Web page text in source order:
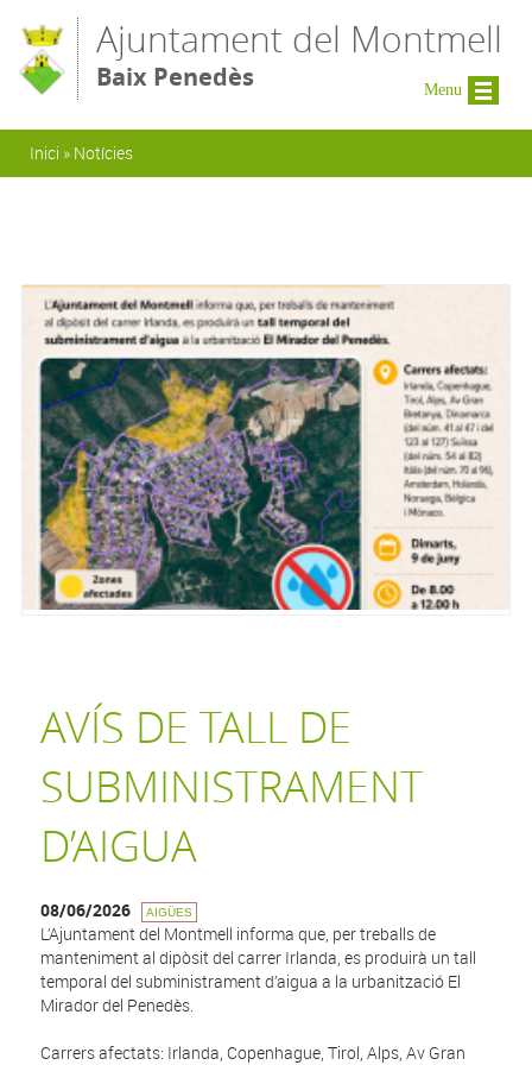
Ajuntament del Montmell
Baix Penedès
Esteu aquí
Inici » Notícies
AVÍS DE TALL DE
SUBMINISTRAMENT
D’AIGUA
08/06/2026 AIGÜES
L’Ajuntament del Montmell informa que, per treballs de
manteniment al dipòsit del carrer Irlanda, es produirà un tall
temporal del subministrament d’aigua a la urbanització El
Mirador del Penedès.
Carrers afectats: Irlanda, Copenhague, Tirol, Alps, Av Gran
Menu